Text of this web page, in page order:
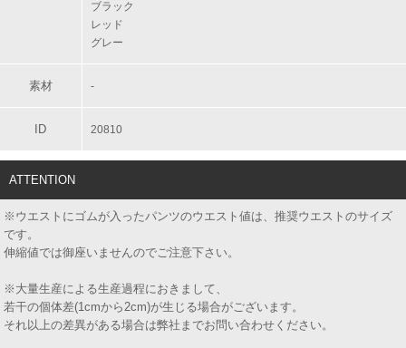
ブラック
レッド
グレー
素材 -
ID 20810
ATTENTION
※ウエストにゴムが入ったパンツのウエスト値は、推奨ウエストのサイズ
です。
伸縮値では御座いませんのでご注意下さい。
※大量生産による生産過程におきまして、
若干の個体差(1cmから2cm)が生じる場合がございます。
それ以上の差異がある場合は弊社までお問い合わせください。